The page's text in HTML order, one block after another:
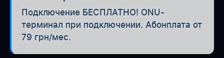
Подключение БЕСПЛАТНО! ONU-
терминал при подключении. Абонплата от
79 грн/мес.